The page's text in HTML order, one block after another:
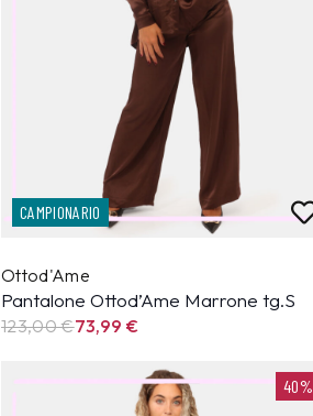
CAMPIONARIO
Ottod'Ame
Pantalone Ottod’Ame Marrone tg.S
123,00 €73,99 €
40%